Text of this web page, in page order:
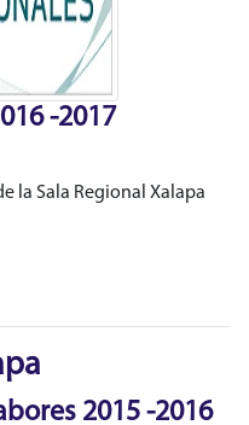
-2017
la Sala Regional Xalapa
2015 -2016